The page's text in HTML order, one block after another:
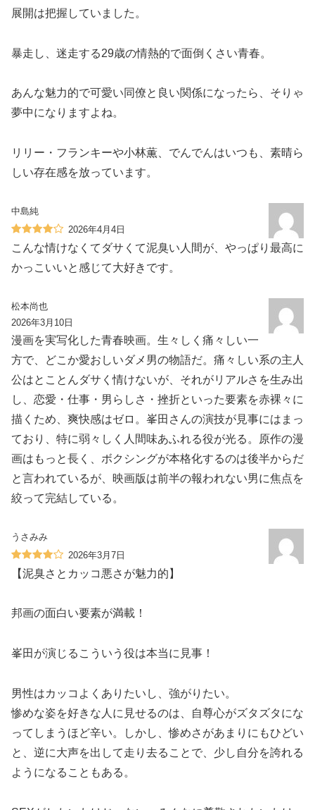
展開は把握していました。
暴走し、迷走する29歳の情熱的で面倒くさい青春。
あんな魅力的で可愛い同僚と良い関係になったら、そりゃ
夢中になりますよね。
リリー・フランキーや小林薫、でんでんはいつも、素晴ら
しい存在感を放っています。
中島純
2026年4月4日
こんな情けなくてダサくて泥臭い人間が、やっぱり最高に
かっこいいと感じて大好きです。
松本尚也
2026年3月10日
漫画を実写化した青春映画。生々しく痛々しい一
方で、どこか愛おしいダメ男の物語だ。痛々しい系の主人
公はとことんダサく情けないが、それがリアルさを生み出
し、恋愛・仕事・男らしさ・挫折といった要素を赤裸々に
描くため、爽快感はゼロ。峯田さんの演技が見事にはまっ
ており、特に弱々しく人間味あふれる役が光る。原作の漫
画はもっと長く、ボクシングが本格化するのは後半からだ
と言われているが、映画版は前半の報われない男に焦点を
絞って完結している。
うさみみ
2026年3月7日
【泥臭さとカッコ悪さが魅力的️】
邦画の面白い要素が満載！
峯田が演じるこういう役は本当に見事！
男性はカッコよくありたいし、強がりたい。
惨めな姿を好きな人に見せるのは、自尊心がズタズタにな
ってしまうほど辛い。しかし、惨めさがあまりにもひどい
と、逆に大声を出して走り去ることで、少し自分を誇れる
ようになることもある。